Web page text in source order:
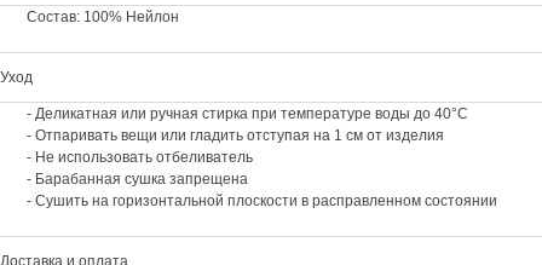
Состав: 100% Нейлон
Уход
- Деликатная или ручная стирка при температуре воды до 40°C
- Отпаривать вещи или гладить отступая на 1 см от изделия
- Не использовать отбеливатель
- Барабанная сушка запрещена
- Сушить на горизонтальной плоскости в расправленном состоянии
Доставка и оплата